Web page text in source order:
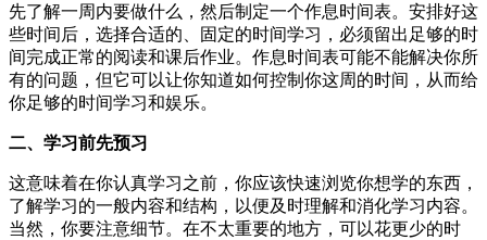
先了解一周内要做什么，然后制定一个作息时间表。安排好这
些时间后，选择合适的、固定的时间学习，必须留出足够的时
间完成正常的阅读和课后作业。作息时间表可能不能解决你所
有的问题，但它可以让你知道如何控制你这周的时间，从而给
你足够的时间学习和娱乐。
二、学习前先预习
这意味着在你认真学习之前，你应该快速浏览你想学的东西，
了解学习的一般内容和结构，以便及时理解和消化学习内容。
当然，你要注意细节。在不太重要的地方，可以花更少的时